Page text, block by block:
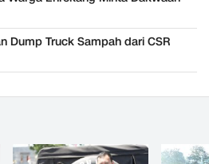
Dump Truck Sampah dari CSR